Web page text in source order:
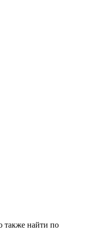
также найти по